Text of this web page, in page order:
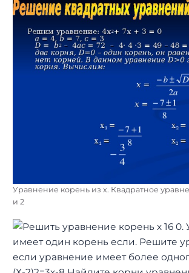
Уравнение корень из х. Квадратное
и 2